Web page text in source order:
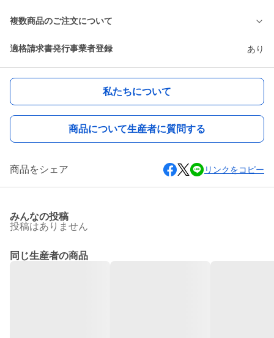
複数商品のご注文について
適格請求書発行事業者登録 あり
私たちについて
商品について生産者に質問する
商品をシェア リンクをコピー
みんなの投稿
投稿はありません
同じ生産者の商品